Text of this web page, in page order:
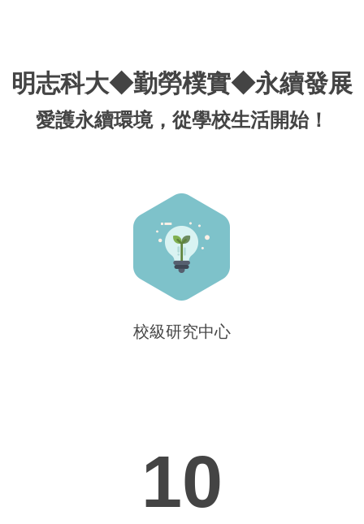
明志科大◆勤勞樸實◆永續發展
愛護永續環境，從學校生活開始！
校級研究中心
10